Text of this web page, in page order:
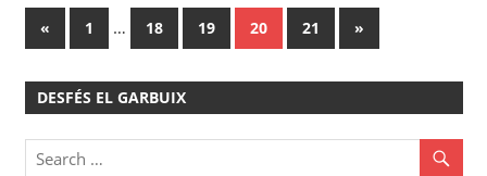
Paginació
les
entrades
«Previous
Posts
1 … 18 19 20 21
Next
Posts
»
DESFÉS EL GARBUIX